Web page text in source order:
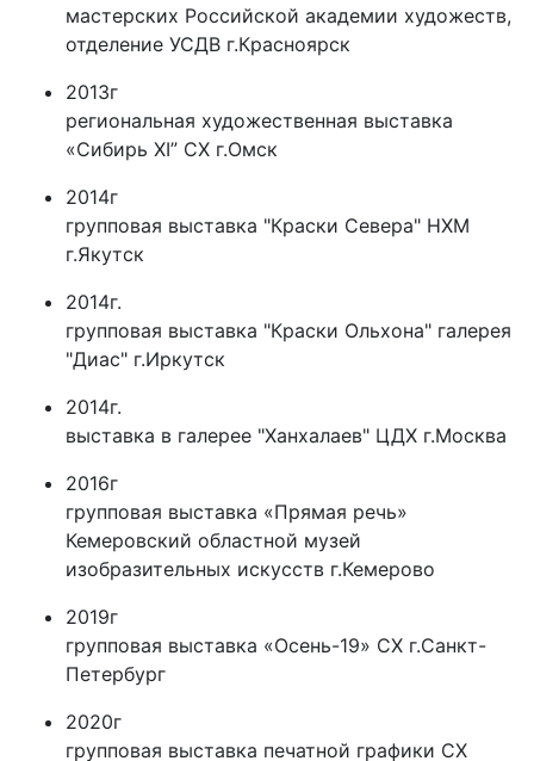
мастерских Российской академии художеств,
отделение УСДВ г.Красноярск
2013г
региональная художественная выставка
«Сибирь XI” СХ г.Омск
2014г
групповая выставка "Краски Севера" НХМ
г.Якутск
2014г.
групповая выставка "Краски Ольхона" галерея
"Диас" г.Иркутск
2014г.
выставка в галерее "Ханхалаев" ЦДХ г.Москва
2016г
групповая выставка «Прямая речь»
Кемеровский областной музей
изобразительных искусств г.Кемерово
2019г
групповая выставка «Осень-19» СХ г.Санкт-
Петербург
2020г
групповая выставка печатной графики СХ